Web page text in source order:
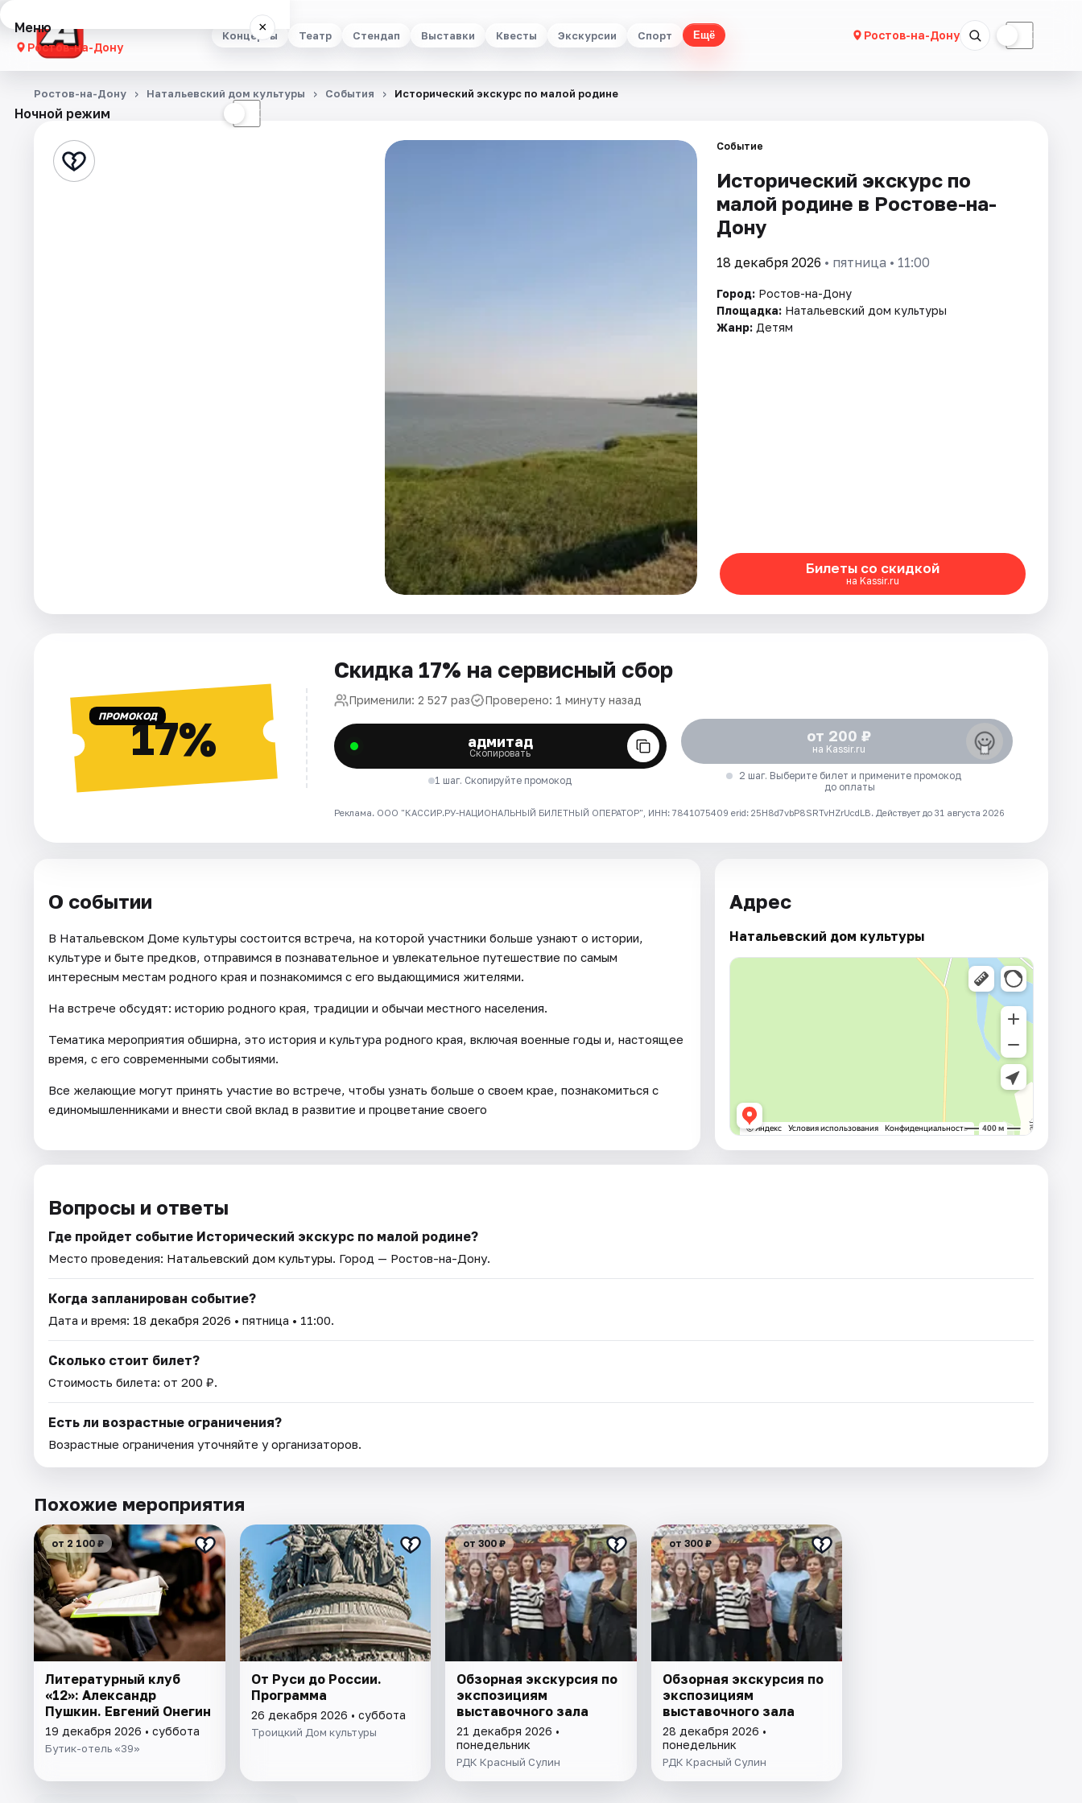
Концерты Театр Стендап Выставки Квесты Экскурсии Спорт Ещё Ростов-на-Дону ☾
Меню ×
Ростов-на-Дону
Концерты
Стендап
Ночной режим ☾
Ростов-на-Дону Натальевский дом культуры События Исторический экскурс по малой родине
Событие
Исторический экскурс по
малой родине в Ростове-на-
Дону
18 декабря 2026 • пятница • 11:00
Город: Ростов-на-Дону
Площадка: Натальевский дом культуры
Жанр: Детям
Билеты со скидкой
на Kassir.ru
ПРОМОКОД17%
Скидка 17% на сервисный сбор
Применили: 2 527 раз Проверено: 1 минуту назад
адмитад
Скопировать
1 шаг. Скопируйте промокод
от 200 ₽
на Kassir.ru
2 шаг. Выберите билет и примените промокод
до оплаты
Реклама. ООО "КАССИР.РУ-НАЦИОНАЛЬНЫЙ БИЛЕТНЫЙ ОПЕРАТОР", ИНН: 7841075409 erid: 25H8d7vbP8SRTvHZrUcdLB. Действует до 31 августа 2026
О событии
В Натальевском Доме культуры состоится встреча, на которой участники больше узнают о истории,
культуре и быте предков, отправимся в познавательное и увлекательное путешествие по самым
интересным местам родного края и познакомимся с его выдающимися жителями.
На встрече обсудят: историю родного края, традиции и обычаи местного населения.
Тематика мероприятия обширна, это история и культура родного края, включая военные годы и, настоящее
время, с его современными событиями.
Все желающие могут принять участие во встрече, чтобы узнать больше о своем крае, познакомиться с
единомышленниками и внести свой вклад в развитие и процветание своего
Адрес
Натальевский дом культуры
Вопросы и ответы
Где пройдет событие Исторический экскурс по малой родине?
Место проведения: Натальевский дом культуры. Город — Ростов-на-Дону.
Когда запланирован событие?
Дата и время: 18 декабря 2026 • пятница • 11:00.
Сколько стоит билет?
Стоимость билета: от 200 ₽.
Есть ли возрастные ограничения?
Возрастные ограничения уточняйте у организаторов.
Похожие мероприятия
от 2 100 ₽
Литературный клуб
«12»: Александр
Пушкин. Евгений Онегин
19 декабря 2026 • суббота
Бутик-отель «39»
От Руси до России.
Программа
26 декабря 2026 • суббота
Троицкий Дом культуры
от 300 ₽
Обзорная экскурсия по
экспозициям
выставочного зала
21 декабря 2026 •
понедельник
РДК Красный Сулин
от 300 ₽
Обзорная экскурсия по
экспозициям
выставочного зала
28 декабря 2026 •
понедельник
РДК Красный Сулин